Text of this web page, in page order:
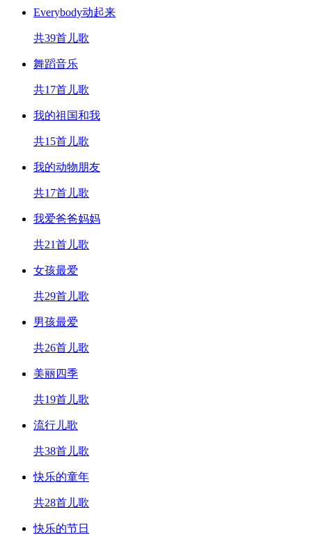
Everybody动起来
共39首儿歌
舞蹈音乐
共17首儿歌
我的祖国和我
共15首儿歌
我的动物朋友
共17首儿歌
我爱爸爸妈妈
共21首儿歌
女孩最爱
共29首儿歌
男孩最爱
共26首儿歌
美丽四季
共19首儿歌
流行儿歌
共38首儿歌
快乐的童年
共28首儿歌
快乐的节日